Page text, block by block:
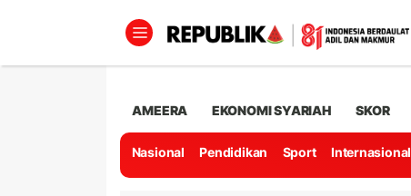
AMEERA EKONOMI SYARIAH SKOR
Nasional Pendidikan Sport Internasional